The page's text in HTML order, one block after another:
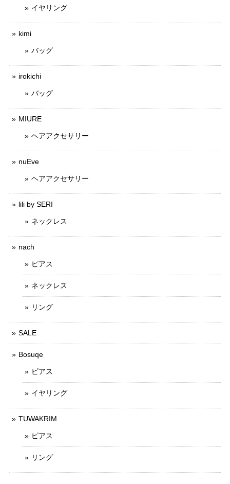
イヤリング
kimi
バッグ
irokichi
バッグ
MIURE
ヘアアクセサリー
nuEve
ヘアアクセサリー
lili by SERI
ネックレス
nach
ピアス
ネックレス
リング
SALE
Bosuqe
ピアス
イヤリング
TUWAKRIM
ピアス
リング